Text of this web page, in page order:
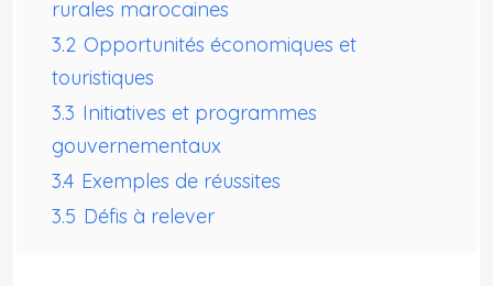
rurales marocaines
3.2 Opportunités économiques et
touristiques
3.3 Initiatives et programmes
gouvernementaux
3.4 Exemples de réussites
3.5 Défis à relever